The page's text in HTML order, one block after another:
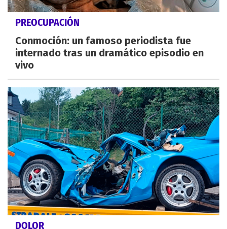
PREOCUPACIÓN
Conmoción: un famoso periodista fue
internado tras un dramático episodio en
vivo
DOLOR